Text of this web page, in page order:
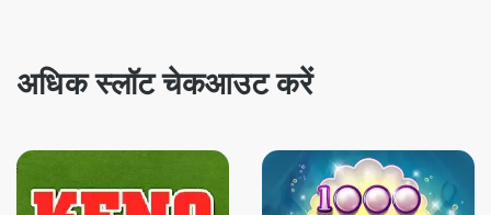
अधिक स्लॉट चेकआउट करें